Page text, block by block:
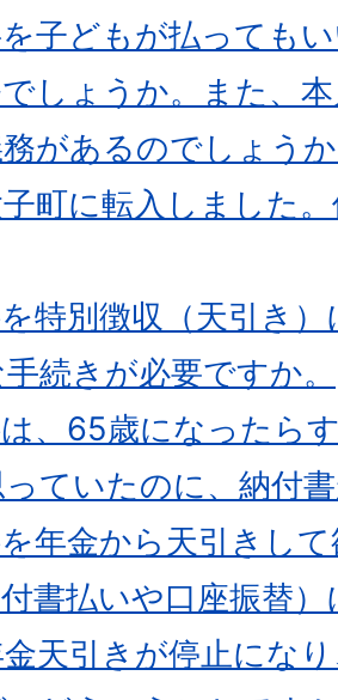
子どもが払っても
しょうか。また、
があるのでしょう
町に転入しました
特別徴収（天引き
続きが必要ですか。
、65歳になったら
ていたのに、納付
年金から天引きし
書払いや口座振替
天引きが停止にな